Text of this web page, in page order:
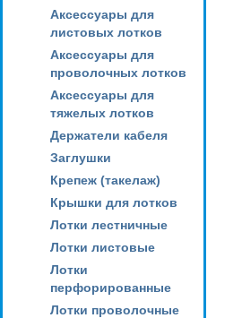
Аксессуары для
листовых лотков
Аксессуары для
проволочных лотков
Аксессуары для
тяжелых лотков
Держатели кабеля
Заглушки
Крепеж (такелаж)
Крышки для лотков
Лотки лестничные
Лотки листовые
Лотки
перфорированные
Лотки проволочные